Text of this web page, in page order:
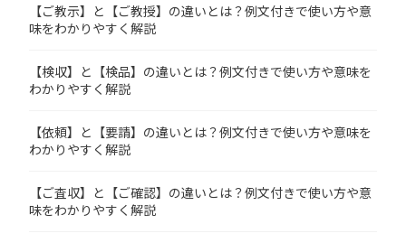
【ご教示】と【ご教授】の違いとは？例文付きで使い方や意
味をわかりやすく解説
【検収】と【検品】の違いとは？例文付きで使い方や意味を
わかりやすく解説
【依頼】と【要請】の違いとは？例文付きで使い方や意味を
わかりやすく解説
【ご査収】と【ご確認】の違いとは？例文付きで使い方や意
味をわかりやすく解説